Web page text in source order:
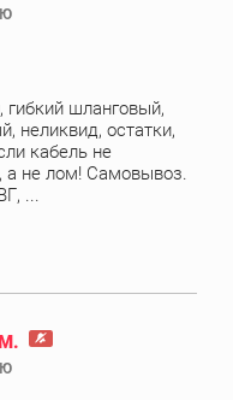
гибкий шланговый,
неликвид, остатки,
кабель не
а не лом! Самовывоз.
...